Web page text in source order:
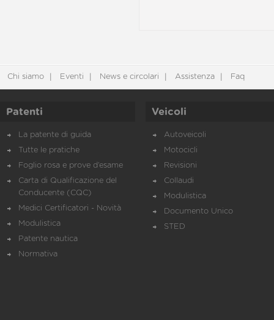
Chi siamo Eventi News e circolari Assistenza Faq
Patenti
La patente di guida
Tutte le pratiche
Foglio rosa e prove d’esame
Carta di Qualificazione del
Conducente (CQC)
Medici Certificatori - Novità
Modulistica
Patente nautica
Normativa
Veicoli
Autoveicoli
Motocicli
Revisioni
Collaudi
Modulistica
Documento Unico
STED